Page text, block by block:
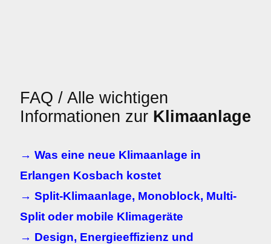
FAQ / Alle wichtigen
Informationen zur Klimaanlage
→ Was eine neue Klimaanlage in
Erlangen Kosbach kostet
→ Split-Klimaanlage, Monoblock, Multi-
Split oder mobile Klimageräte
→ Design, Energieeffizienz und